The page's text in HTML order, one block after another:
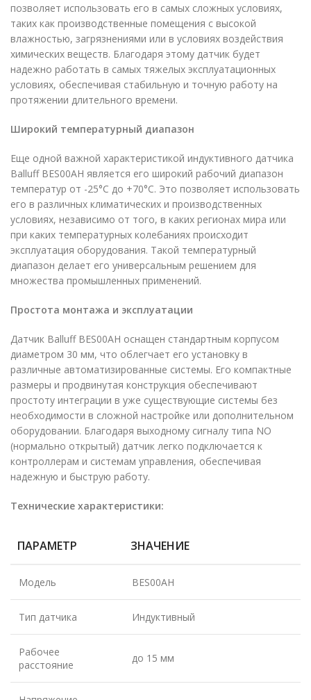
позволяет использовать его в самых сложных условиях,
таких как производственные помещения с высокой
влажностью, загрязнениями или в условиях воздействия
химических веществ. Благодаря этому датчик будет
надежно работать в самых тяжелых эксплуатационных
условиях, обеспечивая стабильную и точную работу на
протяжении длительного времени.
Широкий температурный диапазон
Еще одной важной характеристикой индуктивного датчика
Balluff BES00AH является его широкий рабочий диапазон
температур от -25°C до +70°C. Это позволяет использовать
его в различных климатических и производственных
условиях, независимо от того, в каких регионах мира или
при каких температурных колебаниях происходит
эксплуатация оборудования. Такой температурный
диапазон делает его универсальным решением для
множества промышленных применений.
Простота монтажа и эксплуатации
Датчик Balluff BES00AH оснащен стандартным корпусом
диаметром 30 мм, что облегчает его установку в
различные автоматизированные системы. Его компактные
размеры и продвинутая конструкция обеспечивают
простоту интеграции в уже существующие системы без
необходимости в сложной настройке или дополнительном
оборудовании. Благодаря выходному сигналу типа NO
(нормально открытый) датчик легко подключается к
контроллерам и системам управления, обеспечивая
надежную и быструю работу.
Технические характеристики:
ПАРАМЕТР ЗНАЧЕНИЕ
Модель BES00AH
Тип датчика Индуктивный
Рабочее
расстояние
до 15 мм